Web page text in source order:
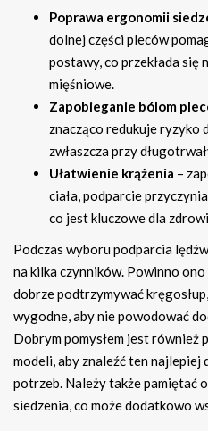
Poprawa ergonomii
dolnej części pleców
postawy, co przekłada się
mięśniowe.
Zapobieganie bólom
znacząco redukuje
zwłaszcza przy
Ułatwienie krążenia –
ciała, podparcie
co jest kluczowe dla
Podczas wyboru podparcia
na kilka czynników. Powinno
dobrze podtrzymywać
wygodne, aby nie powodować
Dobrym pomysłem jest
modeli, aby znaleźć ten najlepiej
potrzeb. Należy także pamiętać
siedzenia, co może dodatkowo